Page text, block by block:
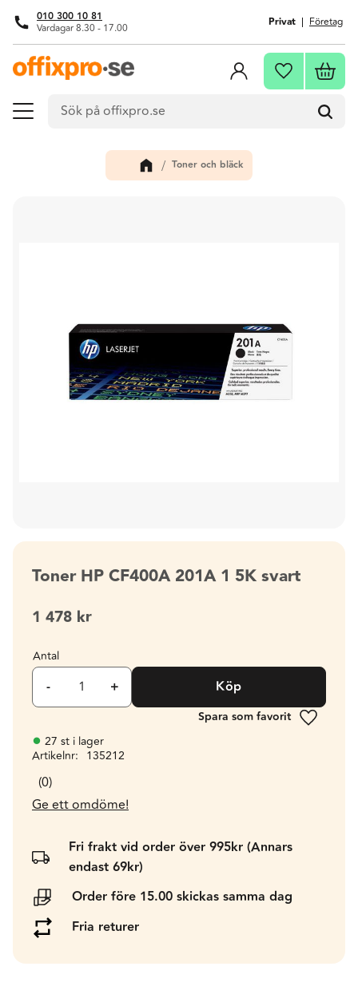
Meny
010 300 10 81
Vardagar 8.30 - 17.00 Privat Företag
Favoriter
Toner och bläck
Toner HP CF400A 201A 1 5K svart
1 478 kr
Antal
+
- Köp
Lägg till
27 st i lager
Artikelnr
135212
0
Ge ett omdöme!
Fri frakt vid order över 995kr (Annars
endast 69kr)
Order före 15.00 skickas samma dag
Fria returer